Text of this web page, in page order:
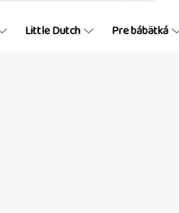
Little Dutch Pre bábätká